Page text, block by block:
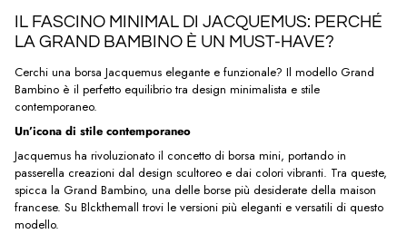
IL FASCINO MINIMAL DI JACQUEMUS: PERCHÉ
LA GRAND BAMBINO È UN MUST-HAVE?
Cerchi una borsa Jacquemus elegante e funzionale? Il modello Grand
Bambino è il perfetto equilibrio tra design minimalista e stile
contemporaneo.
Un’icona di stile contemporaneo
Jacquemus ha rivoluzionato il concetto di borsa mini, portando in
passerella creazioni dal design scultoreo e dai colori vibranti. Tra queste,
spicca la Grand Bambino, una delle borse più desiderate della maison
francese. Su Blckthemall trovi le versioni più eleganti e versatili di questo
modello.